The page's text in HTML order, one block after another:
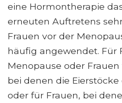
eine Hormontherapie
erneuten Auftretens
Frauen vor der
häufig angewendet. Für
Menopause oder
bei denen die
oder für Frauen, bei